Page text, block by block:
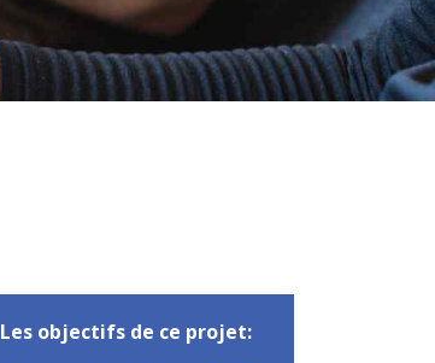
Les objectifs de ce projet: